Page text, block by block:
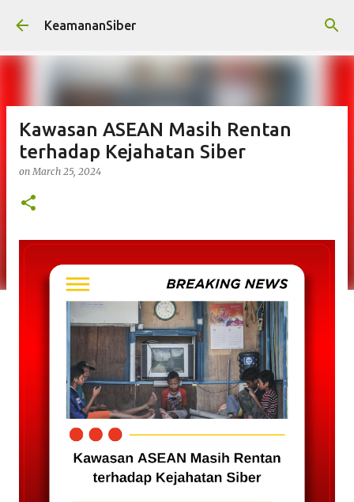
Skip to main content
KeamananSiber
Kawasan ASEAN Masih Rentan
terhadap Kejahatan Siber
onMarch 25, 2024